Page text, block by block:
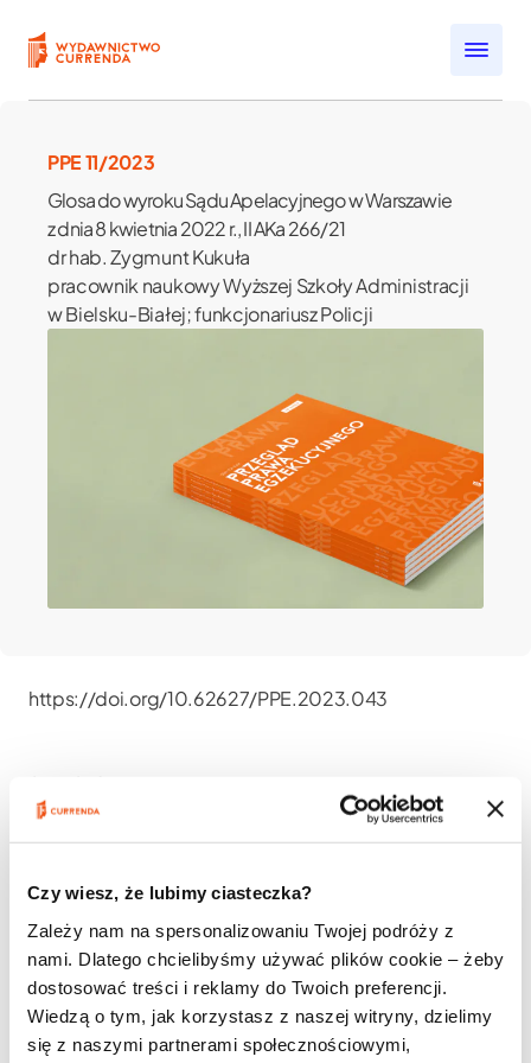
Czy wiesz, że lubimy ciasteczka?
Zależy nam na spersonalizowaniu Twojej podróży z
nami. Dlatego chcielibyśmy używać plików cookie – żeby
dostosować treści i reklamy do Twoich preferencji.
Wiedzą o tym, jak korzystasz z naszej witryny, dzielimy
się z naszymi partnerami społecznościowymi,
Open submenu
Open submenu
Open submenu
PPE 11/2023
Glosa do wyroku Sądu Apelacyjnego w Warszawie
z dnia 8 kwietnia 2022 r., II AKa 266/21
dr hab. Zygmunt Kukuła
pracownik naukowy Wyższej Szkoły Administracji
w Bielsku-Białej; funkcjonariusz Policji
https://doi.org/10.62627/PPE.2023.043
Komentowane rozstrzygnięcie sądu koncentruje się
wokół dwóch kluczowych pojęć: hipoteki oraz
skorzystanie z prawnej możliwości zbywania
obciążonych hipoteką nieruchomości. Wskazano w nim
na konieczność wprowadzenia zmian w
dotychczasowej treści art. 300 § 2 k.k., ponieważ
sytuacja ta może powodować niepewność co do
pozycji prawnej dłużnika obciążonego hipoteką. W